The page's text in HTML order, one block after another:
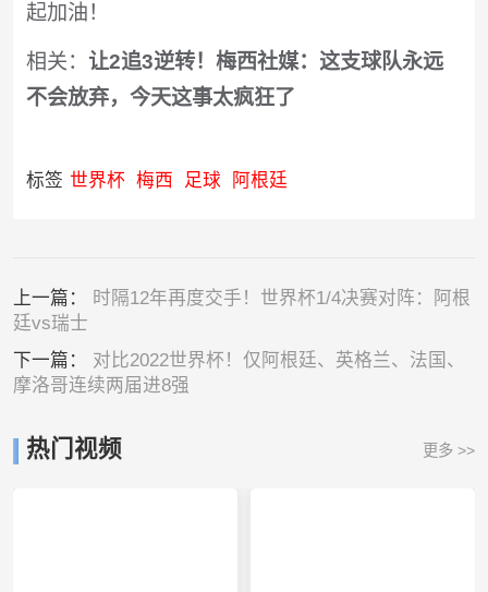
起加油！
相关： 让2追3逆转！梅西社媒：这支球队永远
不会放弃，今天这事太疯狂了
标签 世界杯 梅西 足球 阿根廷
上一篇：
时隔12年再度交手！世界杯1/4决赛对阵：阿根
廷vs瑞士
下一篇： 对比2022世界杯！仅阿根廷、英格兰、法国、
摩洛哥连续两届进8强
热门视频 更多 >>